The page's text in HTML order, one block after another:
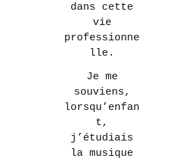
dans cette
vie
professionne
lle.
Je me
souviens,
lorsqu’enfan
t,
j’étudiais
la musique